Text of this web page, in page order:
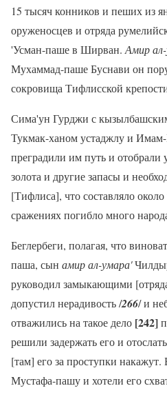
15 тысяч конников и пеших из
оруженосцев и отряда
'Усман-паше в Ширван. Амир
Мухаммад-паше Буснави он
сокровища Тифлисской
Сима'ун Гурджи с
Тукмак-ханом устаджлу и
преградили им путь и отобрали
золота и другие запасы и
[Тифлиса], что составляло
сражениях погибло много
Беглербеги, полагая, что
паша, сын амир ал-умара'
руководил замыкающими
допустил нерадивость /266/ и
отважились на такое дело [242]
решили задержать его и
[там] его за проступки накажут.
Мустафа-пашу и хотели его